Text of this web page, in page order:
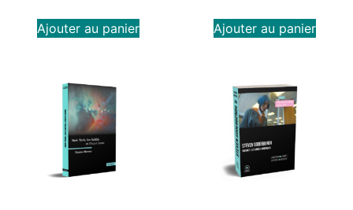
Ajouter au panier Ajouter au panier